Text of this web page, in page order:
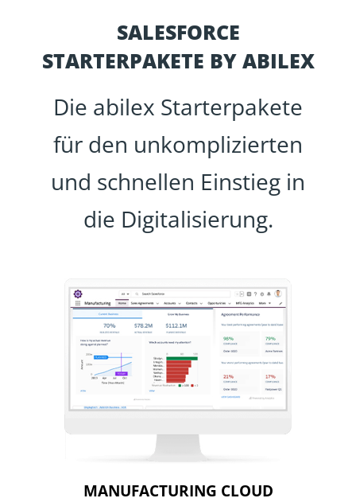
SALESFORCE
STARTERPAKETE BY ABILEX
Die abilex Starterpakete
für den unkomplizierten
und schnellen Einstieg in
die Digitalisierung.
MANUFACTURING CLOUD